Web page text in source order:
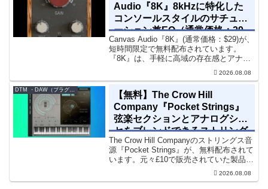
Audio『8K』8kHzに特化した
コンソールスタイルのサチュレ
ーション兼EQ（通常価格：29
ドル）
Canvas Audio『8K』(通常価格：$29)が、
短時間限定で無料配布されています。
『8K』は、手軽に高域の存在感とアナロ
グ的な質感をミックスに加えることがで
きる「8kHz」に特化したコンソールスタ
2026.08.08
DTM ・DAW（プラグイン、シンセなど）のセール情報
【無料】The Crow Hill
Company『Pocket Strings』
弦楽セクションとアナログシン
セをブレンドできるストリング
ス音源プラグイン
The Crow Hill Companyのストリングス音
源『Pocket Strings』が、無料配布されて
います。元々£10で販売されていた製品で
す。『Pocket Strings』についてPocket
2026.08.08